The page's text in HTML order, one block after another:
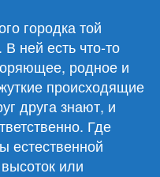
городка той
ней есть что-то
родное и
происходящие
друга знают, и
Где
естественной
или